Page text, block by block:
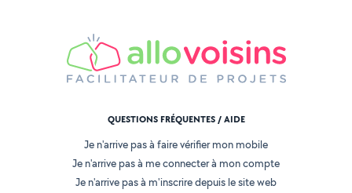
QUESTIONS FRÉQUENTES / AIDE
Je n'arrive pas à faire vérifier mon mobile
Je n'arrive pas à me connecter à mon compte
Je n'arrive pas à m'inscrire depuis le site web